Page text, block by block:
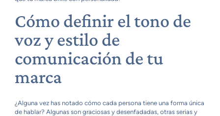
Cómo definir el tono de
voz y estilo de
comunicación de tu
marca
¿Alguna vez has notado cómo cada persona tiene una forma única
de hablar? Algunas son graciosas y desenfadadas, otras serias y